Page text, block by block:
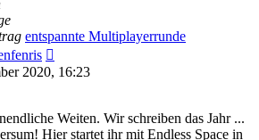
entspannte Multiplayerrunde
Beitrag
2020, 16:23
Weiten. Wir schreiben das Jahr ...
Hier startet ihr mit Endless Space in